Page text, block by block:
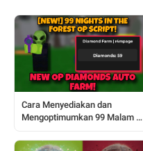
Cara Menyediakan dan
Mengoptimumkan 99 Malam di